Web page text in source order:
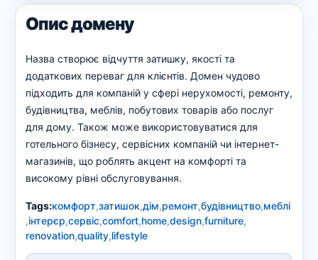
Опис домену
Назва створює відчуття затишку, якості та
додаткових переваг для клієнтів. Домен чудово
підходить для компаній у сфері нерухомості, ремонту,
будівництва, меблів, побутових товарів або послуг
для дому. Також може використовуватися для
готельного бізнесу, сервісних компаній чи інтернет-
магазинів, що роблять акцент на комфорті та
високому рівні обслуговування.
Tags:комфорт,затишок,дім,ремонт,будівництво,меблі
,інтерєр,сервіс,comfort,home,design,furniture,
renovation,quality,lifestyle